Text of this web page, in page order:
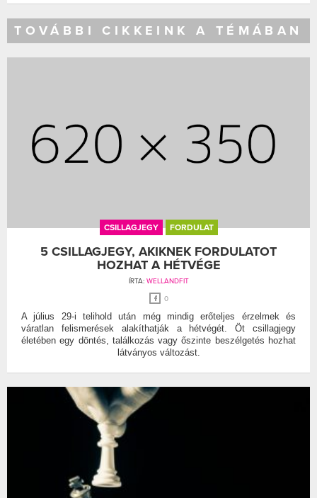
TOVÁBBI CIKKEINK A TÉMÁBAN
CSILLAGJEGY FORDULAT
5 CSILLAGJEGY, AKIKNEK FORDULATOT
HOZHAT A HÉTVÉGE
ÍRTA: WELLANDFIT
0
A július 29-i telihold után még mindig erőteljes érzelmek és
váratlan felismerések alakíthatják a hétvégét. Öt csillagjegy
életében egy döntés, találkozás vagy őszinte beszélgetés hozhat
látványos változást.